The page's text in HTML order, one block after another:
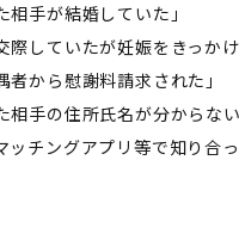
相手が結婚していた」
際していたが妊娠をきっか
から慰謝料請求された」
手の住所氏名が分からない
チングアプリ等で知り合